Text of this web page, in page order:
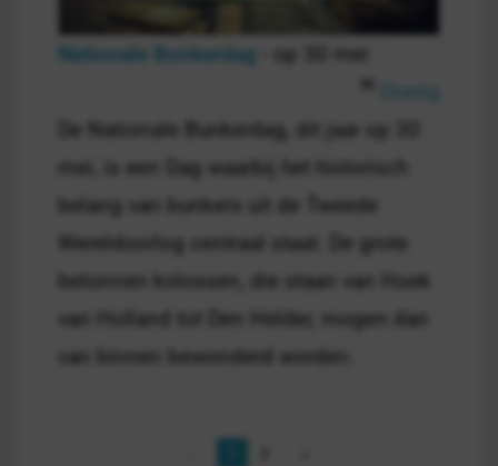
Nationale Bunkerdag - op 30 mei
De Nationale Bunkerdag, dit jaar op 30
mei, is een Dag waarbij het historisch
belang van bunkers uit de Tweede
Wereldoorlog centraal staat. De grote
betonnen kolossen, die staan van Hoek
van Holland tot Den Helder, mogen dan
van binnen bewonderd worden.